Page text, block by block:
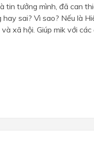
tin tưởng mình, đã can
sai? Vì sao? Nếu là
xã hội. Giúp mik với các